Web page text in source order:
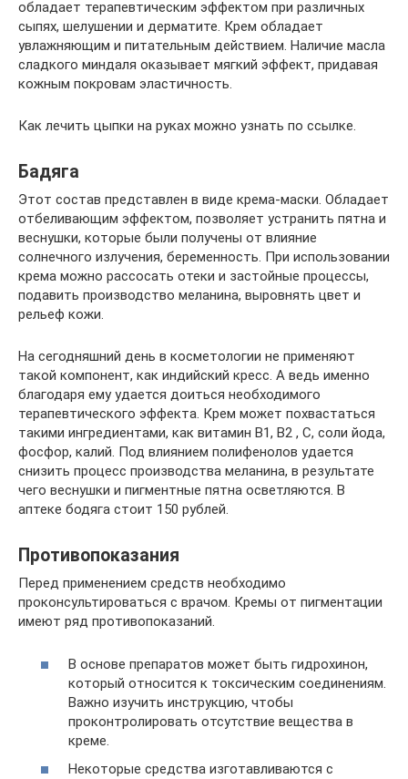
обладает терапевтическим эффектом при различных
сыпях, шелушении и дерматите. Крем обладает
увлажняющим и питательным действием. Наличие масла
сладкого миндаля оказывает мягкий эффект, придавая
кожным покровам эластичность.
Как лечить цыпки на руках можно узнать по ссылке.
Бадяга
Этот состав представлен в виде крема-маски. Обладает
отбеливающим эффектом, позволяет устранить пятна и
веснушки, которые были получены от влияние
солнечного излучения, беременность. При использовании
крема можно рассосать отеки и застойные процессы,
подавить производство меланина, выровнять цвет и
рельеф кожи.
На сегодняшний день в косметологии не применяют
такой компонент, как индийский кресс. А ведь именно
благодаря ему удается доиться необходимого
терапевтического эффекта. Крем может похвастаться
такими ингредиентами, как витамин В1, В2 , С, соли йода,
фосфор, калий. Под влиянием полифенолов удается
снизить процесс производства меланина, в результате
чего веснушки и пигментные пятна осветляются. В
аптеке бодяга стоит 150 рублей.
Противопоказания
Перед применением средств необходимо
проконсультироваться с врачом. Кремы от пигментации
имеют ряд противопоказаний.
В основе препаратов может быть гидрохинон,
который относится к токсическим соединениям.
Важно изучить инструкцию, чтобы
проконтролировать отсутствие вещества в
креме.
Некоторые средства изготавливаются с